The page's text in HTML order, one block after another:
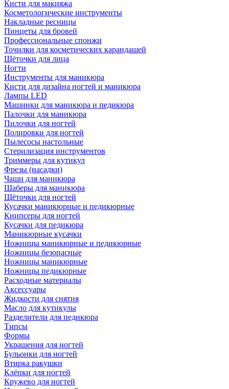
Кисти для макияжа
Косметологические инструменты
Накладные ресницы
Пинцеты для бровей
Профессиональные спонжи
Точилки для косметических карандашей
Щёточки для лица
Ногти
Инструменты для маникюра
Кисти для дизайна ногтей и маникюра
Лампы LED
Машинки для маникюра и педикюра
Палочки для маникюра
Пилочки для ногтей
Полировки для ногтей
Пылесосы настольные
Стерилизация инструментов
Триммеры для кутикул
Фрезы (насадки)
Чаши для маникюра
Шаберы для маникюра
Щёточки для ногтей
Кусачки маникюрные и педикюрные
Книпсеры для ногтей
Кусачки для педикюра
Маникюрные кусачки
Ножницы маникюрные и педикюрные
Ножницы безопасные
Ножницы маникюрные
Ножницы педикюрные
Расходные материалы
Аксессуары
Жидкости для снятия
Масло для кутикулы
Разделители для педикюра
Типсы
Формы
Украшения для ногтей
Бульонки для ногтей
Втирка ракушки
Клёпки для ногтей
Кружево для ногтей